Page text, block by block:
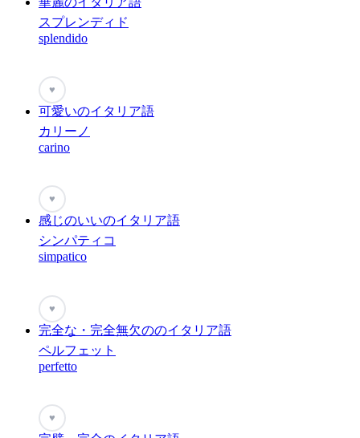
スプレンディド
splendido
♥
可愛いのイタリア語
カリーノ
carino
♥
感じのいいのイタリア語
シンパティコ
simpatico
♥
完全な・完全無欠ののイタリア語
ペルフェット
perfetto
♥